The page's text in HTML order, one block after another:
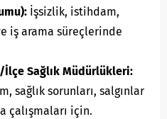
İşsizlik, istihdam,
iş arama süreçlerinde
İlçe Sağlık Müdürlükleri:
sağlık sorunları, salgınlar
çalışmaları için.